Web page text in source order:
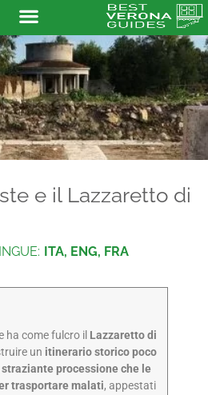
e il Lazzaretto di
ITA, ENG, FRA
ha come fulcro il Lazzaretto di
un itinerario storico poco
straziante processione che le
trasportare malati, appestati